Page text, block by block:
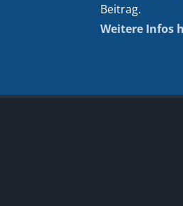
Beitrag.
Weitere Infos